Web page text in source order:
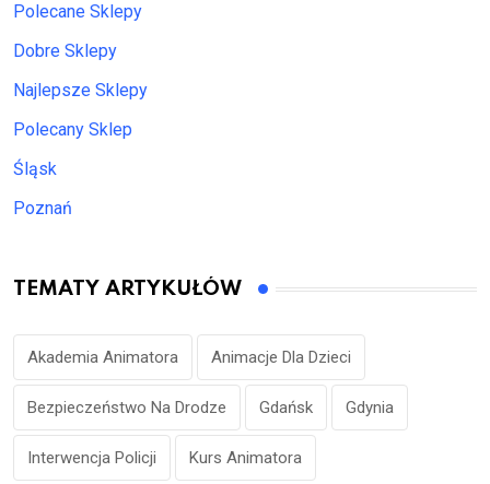
Polecane Sklepy
Dobre Sklepy
Najlepsze Sklepy
Polecany Sklep
Śląsk
Poznań
TEMATY ARTYKUŁÓW
Akademia Animatora Animacje Dla Dzieci
Bezpieczeństwo Na Drodze Gdańsk Gdynia
Interwencja Policji Kurs Animatora